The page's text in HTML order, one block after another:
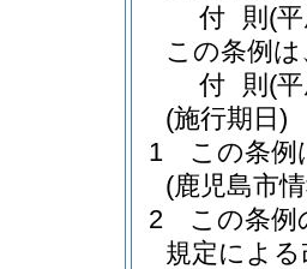
付 則 (
この条例
付 則 (
(施行期日)
1
この条例
(鹿児島市
2
この条例
規定によ